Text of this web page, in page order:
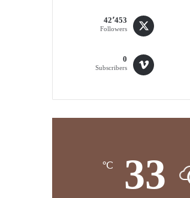
42٬453
Followers
0
Subscribers
33
℃